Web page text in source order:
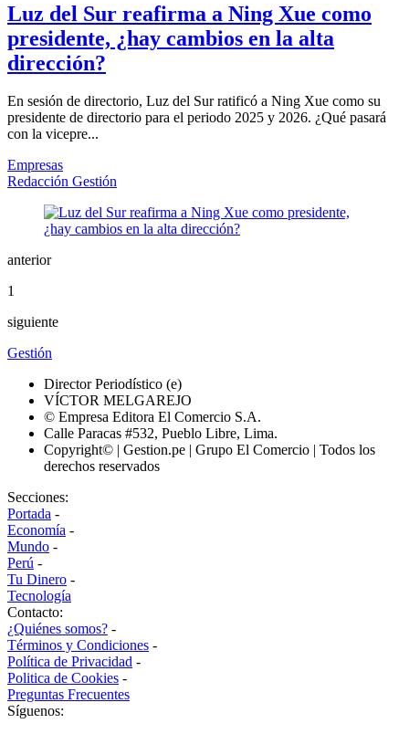
Luz del Sur reafirma a Ning Xue como
presidente, ¿hay cambios en la alta
dirección?
En sesión de directorio, Luz del Sur ratificó a Ning Xue como su
presidente de directorio para el periodo 2025 y 2026. ¿Qué pasará
con la vicepre...
Empresas
Redacción Gestión
anterior
1
siguiente
Gestión
Director Periodístico (e)
VÍCTOR MELGAREJO
© Empresa Editora El Comercio S.A.
Calle Paracas #532, Pueblo Libre, Lima.
Copyright© | Gestion.pe | Grupo El Comercio | Todos los
derechos reservados
Secciones:
Portada -
Economía -
Mundo -
Perú -
Tu Dinero -
Tecnología
Contacto:
¿Quiénes somos? -
Términos y Condiciones -
Política de Privacidad -
Politica de Cookies -
Preguntas Frecuentes
Síguenos: